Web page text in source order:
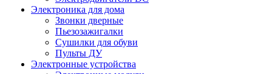
Электроника для дома
Звонки дверные
Пьезозажигалки
Сушилки для обуви
Пульты ДУ
Электронные устройства